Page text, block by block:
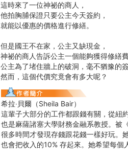
這時來了一位神祕的商人，
他拍胸脯保證只要公主今天簽約，
就能以優惠的價格進行修繕。
但是國王不在家，公主又缺現金，
神祕的商人告訴公主一個能夠獲得修繕
公主為了堵住牆上的破洞，毫不猶豫的
然而，這個代價究竟會有多大呢？
希拉‧貝爾（Sheila Bair）
這輩子大部分的工作都跟錢有關，從紐
也是麻薩諸塞大學財務金融系教授。被
很多時間才發現存錢跟花錢一樣好玩。
也會把收入的10% 存起來。她希望每